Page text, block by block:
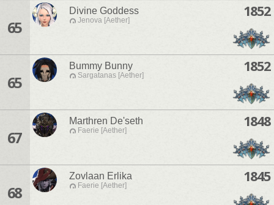
65
Divine Goddess
Jenova [Aether]
1852
65
Bummy Bunny
Sargatanas [Aether]
1852
67
Marthren De'seth
Faerie [Aether]
1848
68
Zovlaan Erlika
Faerie [Aether]
1845